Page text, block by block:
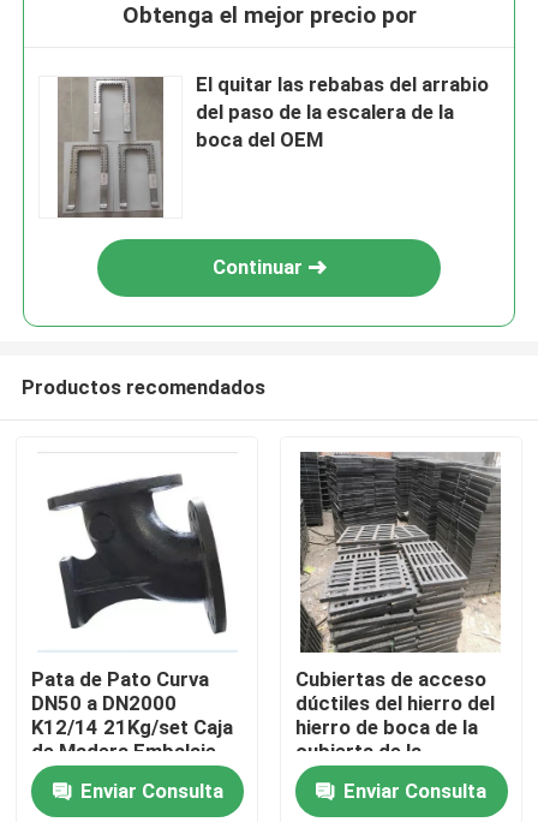
Productos
Sobre nosotros
Obtenga el mejor precio por
El quitar las rebabas del arrabio
del paso de la escalera de la
boca del OEM
Continuar
Productos recomendados
Pata de Pato Curva
DN50 a DN2000
K12/14 21Kg/set Caja
de Madera Embalaje
Enviar Consulta
Cubiertas de acceso
dúctiles del hierro del
hierro de boca de la
cubierta de la
fundición dúctil de
alta resistencia del
Enviar Consulta